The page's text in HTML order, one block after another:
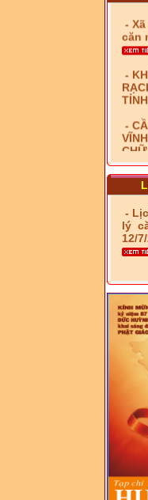
căn
-
-
-
-
-
lý
12/